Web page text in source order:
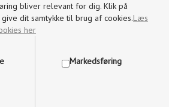
bliver relevant for dig. Klik på
dit samtykke til brug af cookies.Læs
her
Markedsføring
NYE
CARDIVA HANS THYGE